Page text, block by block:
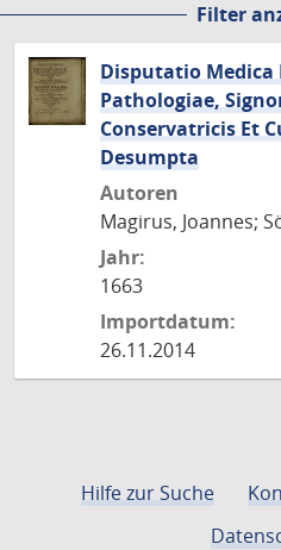
Filter
Disputatio Medica
Pathologiae,
Conservatricis Et
Desumpta
Autoren
Magirus, Joannes;
Jahr:
1663
Importdatum:
26.11.2014
Hilfe zur Suche